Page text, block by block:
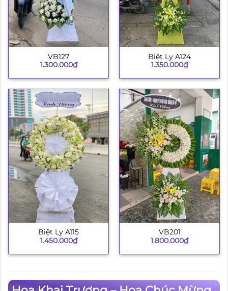
VB127
1.300.000₫
Biệt Ly A124
1.350.000₫
Biệt Ly A115
1.450.000₫
VB201
1.800.000₫